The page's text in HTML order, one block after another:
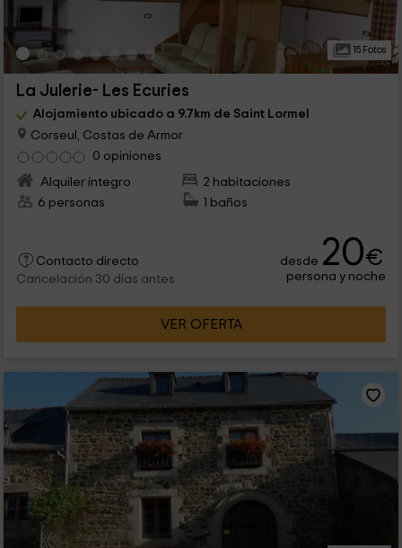
15 Fotos
La Julerie- Les Ecuries
Alojamiento ubicado a 9.7km de Saint Lormel
Corseul, Costas de Armor
0 opiniones
Alquiler íntegro
2 habitaciones
6 personas
1 baños
Contacto directo
Cancelación 30 días antes
desde 20€
persona y noche
VER OFERTA